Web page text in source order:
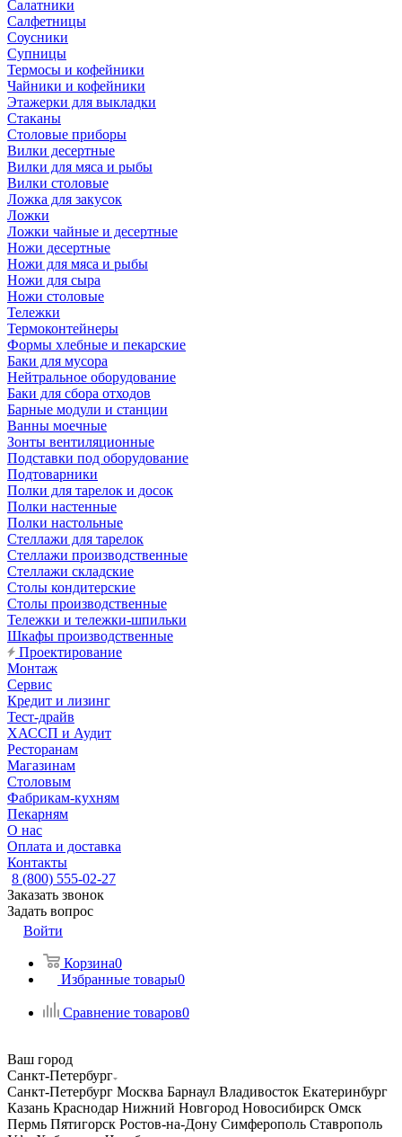
Салатники
Салфетницы
Соусники
Супницы
Термосы и кофейники
Чайники и кофейники
Этажерки для выкладки
Стаканы
Столовые приборы
Вилки десертные
Вилки для мяса и рыбы
Вилки столовые
Ложка для закусок
Ложки
Ложки чайные и десертные
Ножи десертные
Ножи для мяса и рыбы
Ножи для сыра
Ножи столовые
Тележки
Термоконтейнеры
Формы хлебные и пекарские
Баки для мусора
Нейтральное оборудование
Баки для сбора отходов
Барные модули и станции
Ванны моечные
Зонты вентиляционные
Подставки под оборудование
Подтоварники
Полки для тарелок и досок
Полки настенные
Полки настольные
Стеллажи для тарелок
Стеллажи производственные
Стеллажи складские
Столы кондитерские
Столы производственные
Тележки и тележки-шпильки
Шкафы производственные
Проектирование
Монтаж
Сервис
Кредит и лизинг
Тест-драйв
ХАССП и Аудит
Ресторанам
Магазинам
Столовым
Фабрикам-кухням
Пекарням
О нас
Оплата и доставка
Контакты
8 (800) 555-02-27
Заказать звонок
Задать вопрос
Войти
Корзина0
Избранные товары0
Сравнение товаров0
Ваш город
Санкт-Петербург
Санкт-Петербург Москва Барнаул Владивосток Екатеринбург
Казань Краснодар Нижний Новгород Новосибирск Омск
Пермь Пятигорск Ростов-на-Дону Симферополь Ставрополь